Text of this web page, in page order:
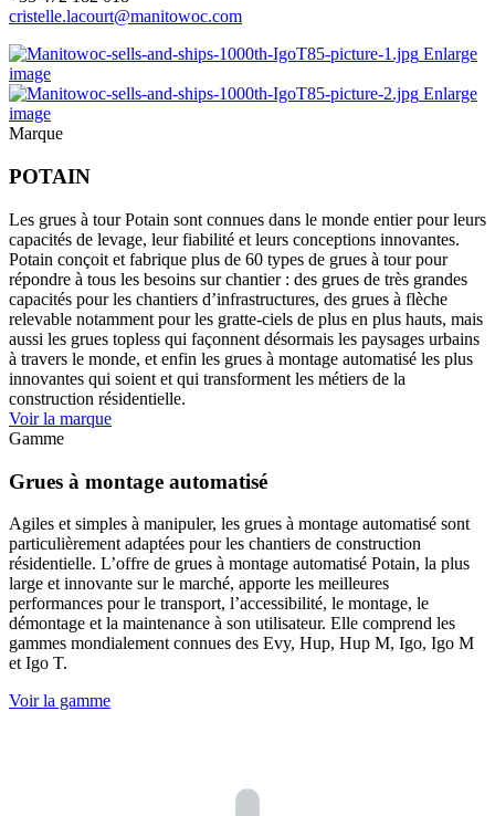
cristelle.lacourt@manitowoc.com
Enlarge
image
Enlarge
image
Marque
POTAIN
Les grues à tour Potain sont connues dans le monde entier pour leurs
capacités de levage, leur fiabilité et leurs conceptions innovantes.
Potain conçoit et fabrique plus de 60 types de grues à tour pour
répondre à tous les besoins sur chantier : des grues de très grandes
capacités pour les chantiers d’infrastructures, des grues à flèche
relevable notamment pour les gratte-ciels de plus en plus hauts, mais
aussi les grues topless qui façonnent désormais les paysages urbains
à travers le monde, et enfin les grues à montage automatisé les plus
innovantes qui soient et qui transforment les métiers de la
construction résidentielle.
Voir la marque
Gamme
Grues à montage automatisé
Agiles et simples à manipuler, les grues à montage automatisé sont
particulièrement adaptées pour les chantiers de construction
résidentielle. L’offre de grues à montage automatisé Potain, la plus
large et innovante sur le marché, apporte les meilleures
performances pour le transport, l’accessibilité, le montage, le
démontage et la maintenance à son utilisateur. Elle comprend les
gammes mondialement connues des Evy, Hup, Hup M, Igo, Igo M
et Igo T.
Voir la gamme